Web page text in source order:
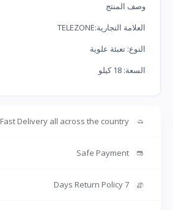
وصف المنتج
العلامة التجارية:TELEZONE
النوع: تعبئة علوية
السعة: 18 كيلو
Fast Delivery all across the country
Safe Payment
7 Days Return Policy